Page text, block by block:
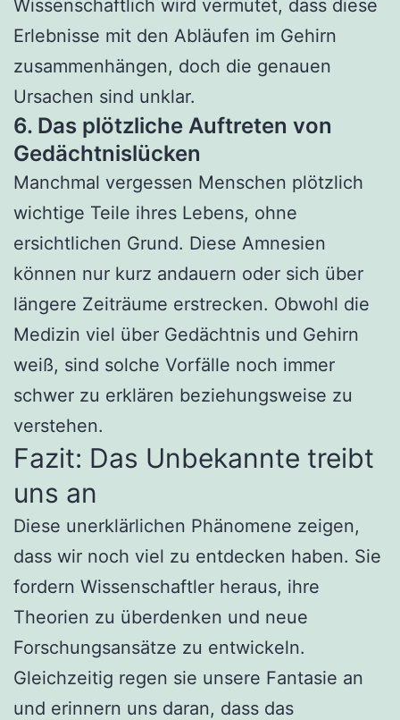
Wissenschaftlich wird vermutet, dass diese
Erlebnisse mit den Abläufen im Gehirn
zusammenhängen, doch die genauen
Ursachen sind unklar.
6. Das plötzliche Auftreten von
Gedächtnislücken
Manchmal vergessen Menschen plötzlich
wichtige Teile ihres Lebens, ohne
ersichtlichen Grund. Diese Amnesien
können nur kurz andauern oder sich über
längere Zeiträume erstrecken. Obwohl die
Medizin viel über Gedächtnis und Gehirn
weiß, sind solche Vorfälle noch immer
schwer zu erklären beziehungsweise zu
verstehen.
Fazit: Das Unbekannte treibt
uns an
Diese unerklärlichen Phänomene zeigen,
dass wir noch viel zu entdecken haben. Sie
fordern Wissenschaftler heraus, ihre
Theorien zu überdenken und neue
Forschungsansätze zu entwickeln.
Gleichzeitig regen sie unsere Fantasie an
und erinnern uns daran, dass das